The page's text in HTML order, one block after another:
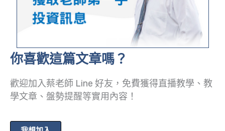
你喜歡這篇文章嗎？
歡迎加入蔡老師 Line 好友，免費獲得直播教學、教
學文章、盤勢提醒等實用內容！